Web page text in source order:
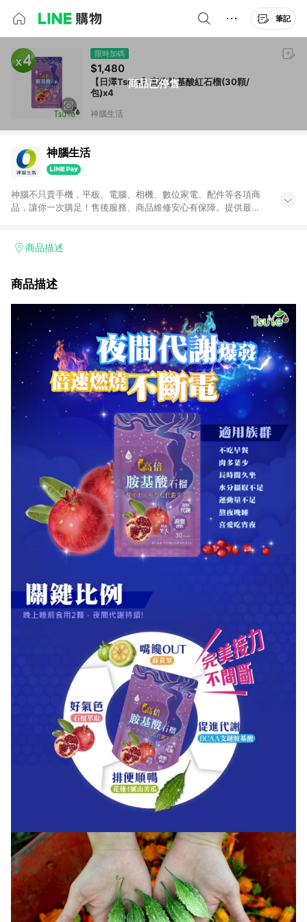
筆記
商品已停售
限時加碼
$1,480
【日濢Tsuie】高倍胺基酸紅石榴(30顆/
包)x4
神腦生活
神腦生活
神腦不只賣手機，平板、電腦、相機、數位家電、配件等各項商
品，讓你一次購足！售後服務、商品維修安心有保障。提供最新
商品描述
商品描述